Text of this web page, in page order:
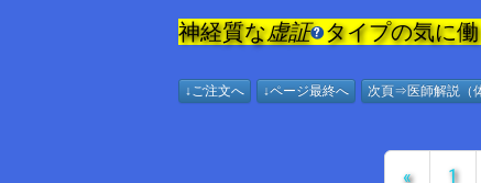
神経質な虚証 タイプの気に
↓ご注文へ ↓ページ最終へ 次頁⇒医師解説（
« 1